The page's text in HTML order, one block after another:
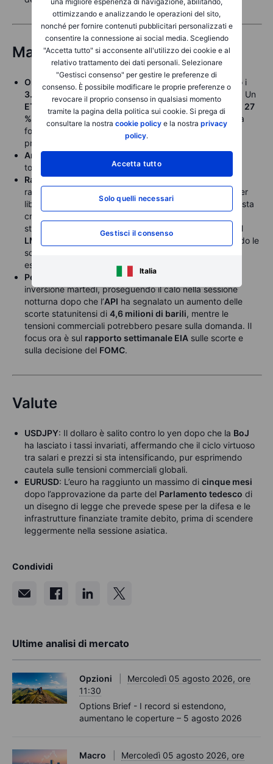
ottimizzando e analizzando le operazioni del sito,
nonché per fornire contenuti pubblicitari personalizzati e
consentire la connessione ai social media. Scegliendo
"Accetta tutto" si acconsente all'utilizzo dei cookie e al
relativo trattamento dei dati personali. Selezionare
"Gestisci consenso" per gestire le preferenze di
consenso. È possibile modificare le proprie preferenze o
revocare il proprio consenso in qualsiasi momento
tramite la pagina della politica sui cookie. Si prega di
consultare la nostra cookie policye la nostra privacy
policy.
Accetta tutto
Solo quelli necessari
Gestisci il consenso
Italia
Materie Prime
Oro : Il rally record dell’ oro è continuato, raggiungendo i
3.045 USD
, con un incremento del 15 %
da inizio anno. Un
ETF
che replica i principali titoli auriferi è salito di quasi 27
% . I metalli da investimento continuano a registrare una
forte domanda da parte degli investitori in cerca di
protezione in un contesto di molteplici incertezze.
Argento
34 USD
toccando un massimo dicinque mesi
Rame: Ilrame HGha esteso il recente trend rialzista,
raggiungendo un massimo di
5,03 USDper
libbra. È sempre più evidente che il vero motore di questa
crescita sia la minaccia di dazi sulle importazioni
statunitensi. Un
premio del 12 %
rispetto al
LME
sta attirando l’offerta verso gli Stati Uniti, riducendo le
scorte altrove. Al momento, il movimento non sembra
essere guidato dalla domanda finale.
Petrolio
greggiohanno subito una brusca
inversione martedì, proseguendo il calo nella sessione
notturna dopo che l’API ha segnalato un aumento delle
scorte statunitensi di 4,6 milioni di barili, mentre le
tensioni commerciali potrebbero pesare sulla domanda. Il
focus ora è sul rapporto settimanale EIA sulle scorte e
sulla decisione del FOMC.
Valute
USDJPY: Il dollaro è salito contro lo yen dopo che la BoJ
ha lasciato i tassi invariati, affermando che il ciclo virtuoso
tra salari e prezzi si sta intensificando, pur esprimendo
cautela sulle tensioni commerciali globali.
EURUSD: L’euro ha raggiunto un massimo di cinque mesi
dopo l’approvazione da parte del Parlamento tedesco di
un disegno di legge che prevede spese per la difesa e le
infrastrutture finanziate tramite debito, prima di scendere
leggermente nella sessione asiatica.
Condividi
Ultime analisi di mercato
Opzioni
Mercoledì 05 agosto 2026, ore
11:30
Options Brief - I record si estendono,
aumentano le coperture – 5 agosto 2026
Macro
Mercoledì 05 agosto 2026, ore